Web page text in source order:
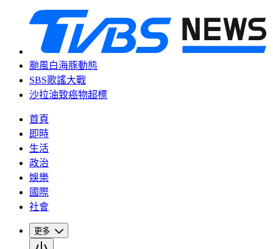
颱風白海豚動態
SBS歌謠大戰
沙拉油致癌物超標
首頁
即時
生活
政治
娛樂
國際
社會
更多